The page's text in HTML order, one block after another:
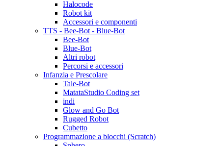
Halocode
Robot kit
Accessori e componenti
TTS - Bee-Bot - Blue-Bot
Bee-Bot
Blue-Bot
Altri robot
Percorsi e accessori
Infanzia e Prescolare
Tale-Bot
MatataStudio Coding set
indi
Glow and Go Bot
Rugged Robot
Cubetto
Programmazione a blocchi (Scratch)